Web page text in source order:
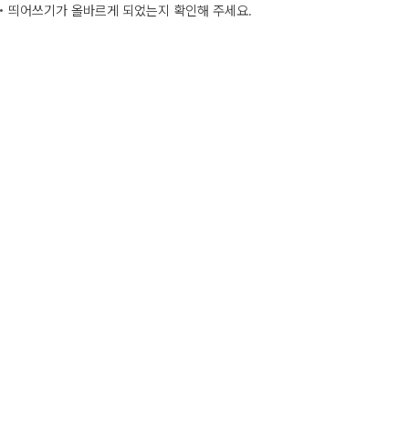
띄어쓰기가 올바르게 되었는지 확인해 주세요.